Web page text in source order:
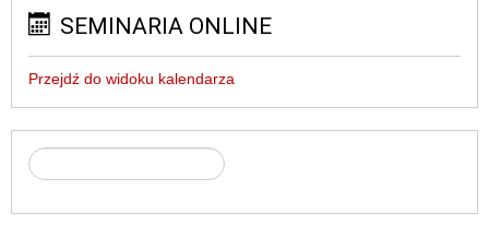
SEMINARIA ONLINE
Przejdź do widoku kalendarza